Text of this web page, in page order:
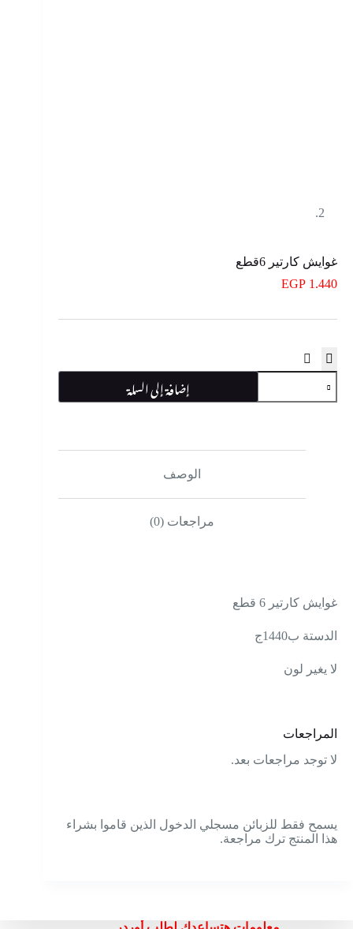
غوايش كارتير 6قطع
EGP 1.440
كمية
غوايش
كارتير
إضافة إلى السلة
الوصف
مراجعات (0)
غوايش كارتير 6 قطع
الدستة ب1440ج
لا يغير لون
المراجعات
لا توجد مراجعات بعد.
يسمح فقط للزبائن مسجلي الدخول الذين قاموا بشراء
هذا المنتج ترك مراجعة.